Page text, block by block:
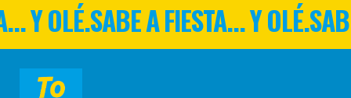
Y OLÉ.SABE A FIESTA... Y OLÉ.